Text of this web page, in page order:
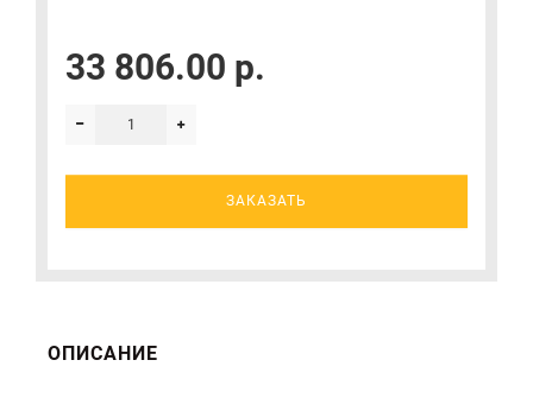
33 806.00 р.
ЗАКАЗАТЬ
ОПИСАНИЕ